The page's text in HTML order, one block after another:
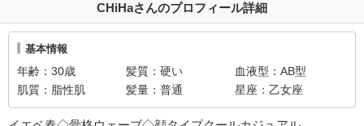
CHiHaさんのプロフィール詳細
基本情報
年齢 30歳 髪質 硬い 血液型
AB型
肌質
脂性肌 髪量 普通 星座 乙女座